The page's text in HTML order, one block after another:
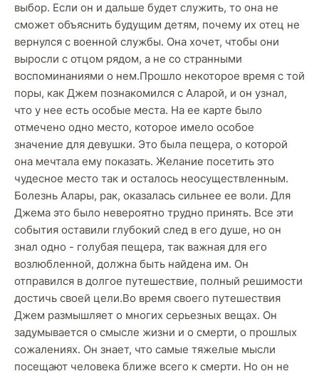
выбор. Если он и дальше будет служить, то она не
сможет объяснить будущим детям, почему их отец не
вернулся с военной службы. Она хочет, чтобы они
выросли с отцом рядом, а не со странными
воспоминаниями о нем.Прошло некоторое время с той
поры, как Джем познакомился с Аларой, и он узнал,
что у нее есть особые места. На ее карте было
отмечено одно место, которое имело особое
значение для девушки. Это была пещера, о которой
она мечтала ему показать. Желание посетить это
чудесное место так и осталось неосуществленным.
Болезнь Алары, рак, оказалась сильнее ее воли. Для
Джема это было невероятно трудно принять. Все эти
события оставили глубокий след в его душе, но он
знал одно - голубая пещера, так важная для его
возлюбленной, должна быть найдена им. Он
отправился в долгое путешествие, полный решимости
достичь своей цели.Во время своего путешествия
Джем размышляет о многих серьезных вещах. Он
задумывается о смысле жизни и о смерти, о прошлых
сожалениях. Он знает, что самые тяжелые мысли
посещают человека ближе всего к смерти. Но он не